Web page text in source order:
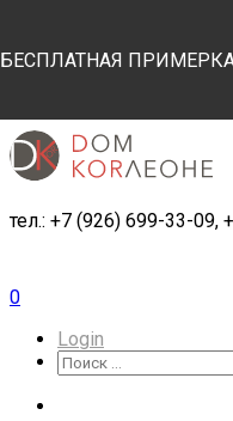
БЕСПЛАТНАЯ ПРИМЕРКА
тел.: +7 (926) 699-33-09,
0
Login
Поиск